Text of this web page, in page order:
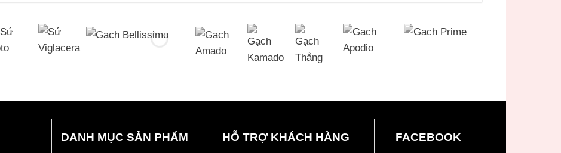
DANH MỤC SẢN PHẨM HỖ TRỢ KHÁCH HÀNG FACEBOOK